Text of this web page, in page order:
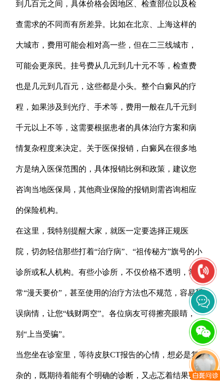
到几百元之间，具体价格会因地区、检查部位以及检
查需求的不同而有所差异。比如在北京、上海这样的
大城市，费用可能会相对高一些，但在二三线城市，
可能会更亲民。挂号费从几元到几十元不等，检查费
也是几元到几百元，这些都是小头。整个白癜风的疗
程，如果涉及到光疗、手术等，费用一般在几千元到
千元以上不等，这需要根据患者的具体治疗方案和病
情复杂程度来决定。关于医保报销，白癜风在很多地
方是纳入医保范围的，具体报销比例和政策，建议您
咨询当地医保局，其他商业保险的报销则需咨询相应
的保险机构。
在这里，我特别提醒大家，就医一定要选择正规医
院，切勿轻信那些打着“治疗病”、“祖传秘方”旗号的小
诊所或私人机构。有些小诊所，不仅价格不透明，常
常“漫天要价”，甚至使用的治疗方法也不规范，容易延
误病情，让您“钱财两空”。各位病友可得擦亮眼睛，
别“上当受骗”。
当您坐在诊室里，等待皮肤CT报告的心情，想必是复
杂的，既期待着能有个明确的诊断，又忐忑着结果会